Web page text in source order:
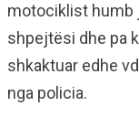
motociklist humb
shpejtësi dhe pa
shkaktuar edhe
nga policia.